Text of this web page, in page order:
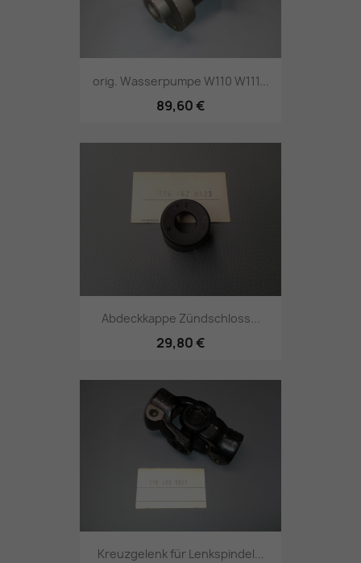
orig. Wasserpumpe W110 W111...
89,60 €
Abdeckkappe Zündschloss...
29,80 €
Kreuzgelenk für Lenkspindel...